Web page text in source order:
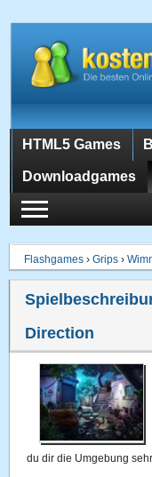
HTML5 Games
Downloadgames
Flashgames ›Grips ›
Direction
du dir die Umgebung